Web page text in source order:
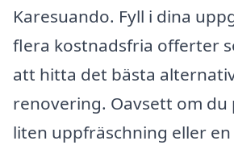
Karesuando. Fyll i dina
flera kostnadsfria offerter
att hitta det bästa
renovering. Oavsett om du
liten uppfräschning eller